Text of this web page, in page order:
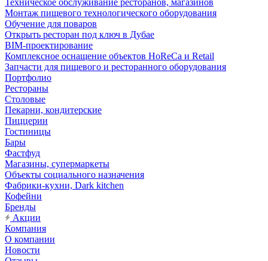
Техническое обслуживание ресторанов, магазинов
Монтаж пищевого технологического оборудования
Обучение для поваров
Открыть ресторан под ключ в Дубае
BIM-проектирование
Комплексное оснащение объектов HoReCa и Retail
Запчасти для пищевого и ресторанного оборудования
Портфолио
Рестораны
Столовые
Пекарни, кондитерские
Пиццерии
Гостиницы
Бары
Фастфуд
Магазины, супермаркеты
Объекты социального назначения
Фабрики-кухни, Dark kitchen
Кофейни
Бренды
Акции
Компания
О компании
Новости